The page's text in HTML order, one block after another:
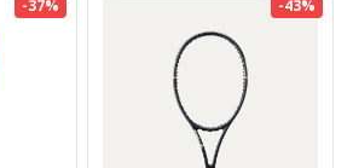
-37% -43%